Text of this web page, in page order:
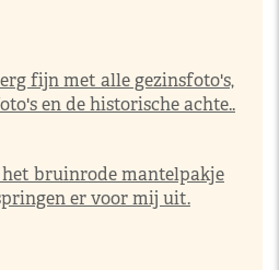
fijn met alle gezinsfoto's,
en de historische achte..
bruinrode mantelpakje
er voor mij uit.